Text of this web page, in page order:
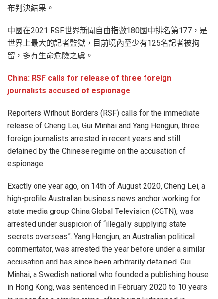
布判決結果。
中國在2021 RSF世界新聞自由指數180國中排名第177，是
世界上最大的記者監獄，目前境內至少有125名記者被拘
留，多有生命危險之虞。
China: RSF calls for release of three foreign
journalists accused of espionage
Reporters Without Borders (RSF) calls for the immediate
release of Cheng Lei, Gui Minhai and Yang Hengjun, three
foreign journalists arrested in recent years and still
detained by the Chinese regime on the accusation of
espionage.
Exactly one year ago, on 14th of August 2020, Cheng Lei, a
high-profile Australian business news anchor working for
state media group China Global Television (CGTN), was
arrested under suspicion of “illegally supplying state
secrets overseas”. Yang Hengjun, an Australian political
commentator, was arrested the year before under a similar
accusation and has since been arbitrarily detained. Gui
Minhai, a Swedish national who founded a publishing house
in Hong Kong, was sentenced in February 2020 to 10 years